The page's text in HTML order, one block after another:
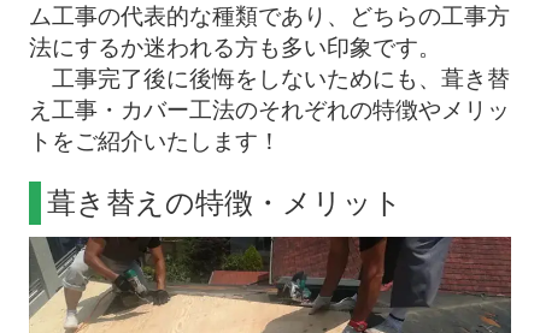
ム工事の代表的な種類であり、どちらの工事方
法にするか迷われる方も多い印象です。
工事完了後に後悔をしないためにも、葺き替
え工事・カバー工法のそれぞれの特徴やメリッ
トをご紹介いたします！
葺き替えの特徴・メリット